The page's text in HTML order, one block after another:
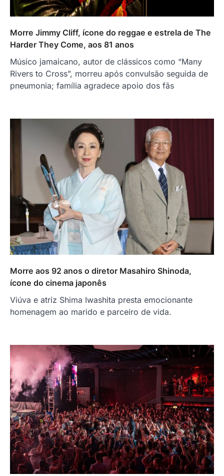
Morre Jimmy Cliff, ícone do reggae e estrela de The
Harder They Come, aos 81 anos
Músico jamaicano, autor de clássicos como “Many
Rivers to Cross”, morreu após convulsão seguida de
pneumonia; família agradece apoio dos fãs
Morre aos 92 anos o diretor Masahiro Shinoda,
ícone do cinema japonês
Viúva e atriz Shima Iwashita presta emocionante
homenagem ao marido e parceiro de vida.